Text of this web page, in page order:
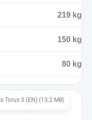
219 kg
150 kg
80 kg
Torus 3 (EN) (13.2 MB)